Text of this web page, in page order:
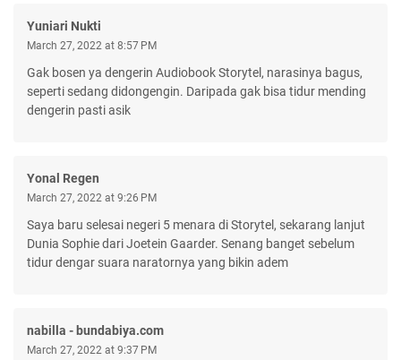
Yuniari Nukti
March 27, 2022 at 8:57 PM
Gak bosen ya dengerin Audiobook Storytel, narasinya bagus,
seperti sedang didongengin. Daripada gak bisa tidur mending
dengerin pasti asik
Yonal Regen
March 27, 2022 at 9:26 PM
Saya baru selesai negeri 5 menara di Storytel, sekarang lanjut
Dunia Sophie dari Joetein Gaarder. Senang banget sebelum
tidur dengar suara naratornya yang bikin adem
nabilla - bundabiya.com
March 27, 2022 at 9:37 PM